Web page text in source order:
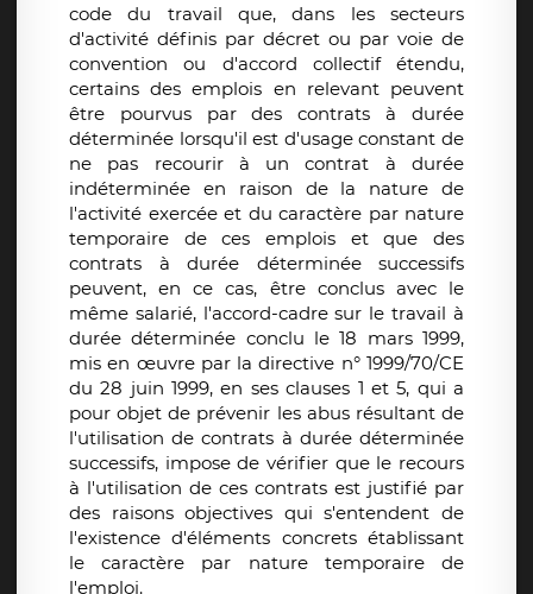
code du travail que, dans les secteurs
d'activité définis par décret ou par voie de
convention ou d'accord collectif étendu,
certains des emplois en relevant peuvent
être pourvus par des contrats à durée
déterminée lorsqu'il est d'usage constant de
ne pas recourir à un contrat à durée
indéterminée en raison de la nature de
l'activité exercée et du caractère par nature
temporaire de ces emplois et que des
contrats à durée déterminée successifs
peuvent, en ce cas, être conclus avec le
même salarié, l'accord-cadre sur le travail à
durée déterminée conclu le 18 mars 1999,
mis en œuvre par la directive n° 1999/70/CE
du 28 juin 1999, en ses clauses 1 et 5, qui a
pour objet de prévenir les abus résultant de
l'utilisation de contrats à durée déterminée
successifs, impose de vérifier que le recours
à l'utilisation de ces contrats est justifié par
des raisons objectives qui s'entendent de
l'existence d'éléments concrets établissant
le caractère par nature temporaire de
l'emploi.